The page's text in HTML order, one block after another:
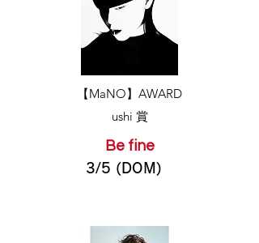
​【MaNO】AWARD
ushi 賞
Be fine
3/5 (DOM)